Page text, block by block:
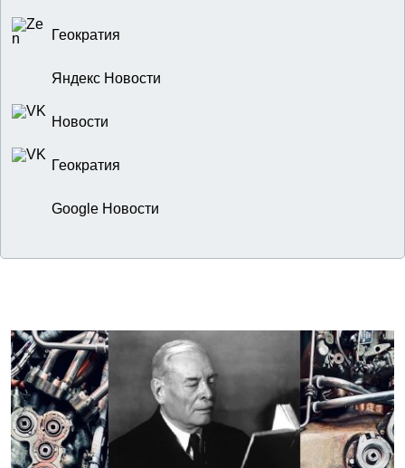
Геократия
Яндекс Новости
Новости
Геократия
Google Новости